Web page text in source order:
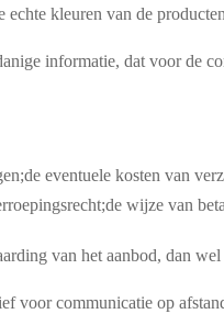
echte kleuren van de
informatie, dat voor de
eventuele kosten van
wijze van
van het aanbod, dan
voor communicatie op